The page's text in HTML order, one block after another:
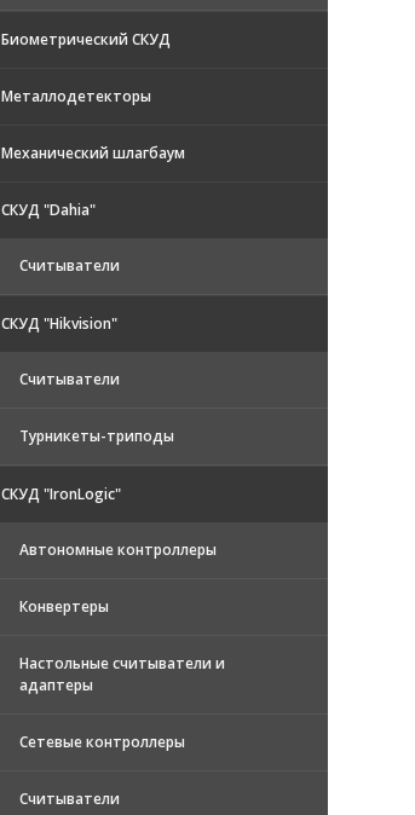
Биометрический СКУД
Металлодетекторы
Механический шлагбаум
СКУД "Dahia"
Считыватели
СКУД "Hikvision"
Считыватели
Турникеты-триподы
СКУД "IronLogic"
Автономные контроллеры
Конвертеры
Настольные считыватели и
адаптеры
Сетевые контроллеры
Считыватели